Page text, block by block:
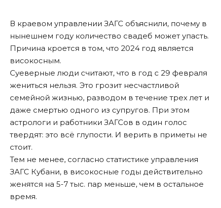
В краевом управлении ЗАГС объяснили, почему в
нынешнем году количество свадеб может упасть.
Причина кроется в том, что 2024 год является
високосным.
Суеверные люди считают, что в год с 29 февраля
жениться нельзя. Это грозит несчастливой
семейной жизнью, разводом в течение трех лет и
даже смертью одного из супругов. При этом
астрологи и работники ЗАГСов в один голос
твердят: это всё глупости. И верить в приметы не
стоит.
Тем не менее, согласно статистике управления
ЗАГС Кубани, в високосные годы действительно
женятся на 5-7 тыс. пар меньше, чем в остальное
время.